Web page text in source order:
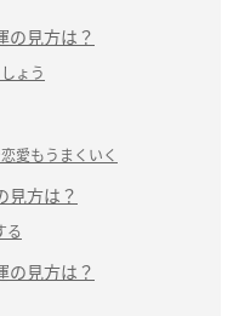
の見方は？
ょう
愛もうまくいく
見方は？
る
の見方は？